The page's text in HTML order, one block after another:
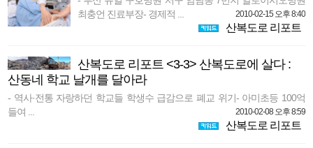
최충언 진료부장- 경제적 ...
2010-02-15 오후 8:40
산복도로 리포트
산복도로 리포트 <3-3> 산복도로에 살다 :
산동네 학교 날개를 달아라
- 역사·전통 자랑하던 학교들 학생수 급감으로 폐교 위기- 아미초등 100억
들여 ...
2010-02-08 오후 8:59
산복도로 리포트